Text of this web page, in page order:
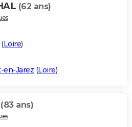
(62 ans)
Loire)
en-Jarez (Loire)
(83 ans)